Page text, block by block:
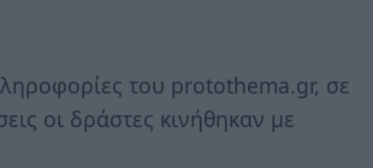
του protothema.gr, σε
οι δράστες κινήθηκαν με